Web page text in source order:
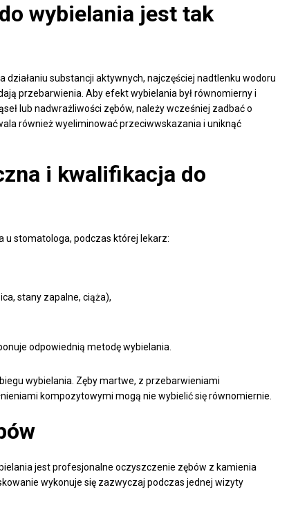
wybielania jest tak
działaniu substancji aktywnych, najczęściej nadtlenku wodoru
przebarwienia. Aby efekt wybielania był równomierny i
lub nadwrażliwości zębów, należy wcześniej zadbać o
również wyeliminować przeciwwskazania i uniknąć
i kwalifikacja do
u stomatologa, podczas której lekarz:
stany zapalne, ciąża),
odpowiednią metodę wybielania.
wybielania. Zęby martwe, z przebarwieniami
kompozytowymi mogą nie wybielić się równomiernie.
jest profesjonalne oczyszczenie zębów z kamienia
wykonuje się zazwyczaj podczas jednej wizyty